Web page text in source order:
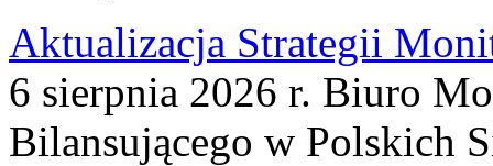
Aktualizacja Strategii
6 sierpnia 2026 r. Biuro
Bilansującego w Polskich